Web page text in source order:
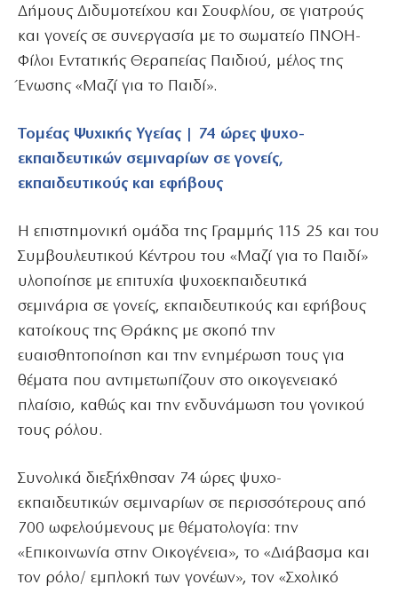
Δήμους Διδυμοτείχου και Σουφλίου, σε γιατρούς
και γονείς σε συνεργασία με το σωματείο ΠΝΟΗ-
Φίλοι Εντατικής Θεραπείας Παιδιού, μέλος της
Ένωσης «Μαζί για το Παιδί».
Τομέας Ψυχικής Υγείας | 74 ώρες ψυχο-
εκπαιδευτικών σεμιναρίων σε γονείς,
εκπαιδευτικούς και εφήβους
Η επιστημονική ομάδα της Γραμμής 115 25 και του
Συμβουλευτικού Κέντρου του «Μαζί για το Παιδί»
υλοποίησε με επιτυχία ψυχοεκπαιδευτικά
σεμινάρια σε γονείς, εκπαιδευτικούς και εφήβους
κατοίκους της Θράκης με σκοπό την
ευαισθητοποίηση και την ενημέρωση τους για
θέματα που αντιμετωπίζουν στο οικογενειακό
πλαίσιο, καθώς και την ενδυνάμωση του γονικού
τους ρόλου.
Συνολικά διεξήχθησαν 74 ώρες ψυχο-
εκπαιδευτικών σεμιναρίων σε περισσότερους από
700 ωφελούμενους με θέματολογία: την
«Επικοινωνία στην Οικογένεια», το «Διάβασμα και
τον ρόλο/ εμπλοκή των γονέων», τον «Σχολικό